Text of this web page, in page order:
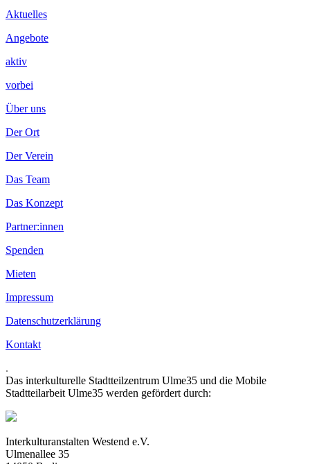
Aktuelles
Angebote
aktiv
vorbei
Über uns
Der Ort
Der Verein
Das Team
Das Konzept
Partner:innen
Spenden
Mieten
Impressum
Datenschutzerklärung
Kontakt
.
Das interkulturelle Stadtteilzentrum Ulme35 und die Mobile
Stadtteilarbeit Ulme35 werden gefördert durch:
Interkulturanstalten Westend e.V.
Ulmenallee 35